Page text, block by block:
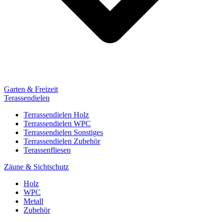
Garten & Freizeit
Terassendielen
Terrassendielen Holz
Terrassendielen WPC
Terrassendielen Sonstiges
Terrassendielen Zubehör
Terassenfliesen
Zäune & Sichtschutz
Holz
WPC
Metall
Zubehör